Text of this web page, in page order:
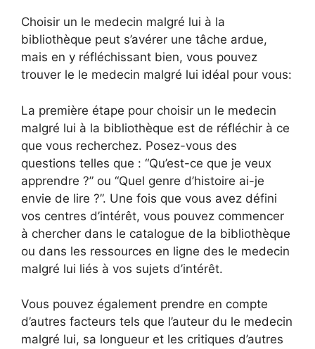
Choisir un le medecin malgré lui à la
bibliothèque peut s’avérer une tâche ardue,
mais en y réfléchissant bien, vous pouvez
trouver le le medecin malgré lui idéal pour vous:
La première étape pour choisir un le medecin
malgré lui à la bibliothèque est de réfléchir à ce
que vous recherchez. Posez-vous des
questions telles que : “Qu’est-ce que je veux
apprendre ?” ou “Quel genre d’histoire ai-je
envie de lire ?”. Une fois que vous avez défini
vos centres d’intérêt, vous pouvez commencer
à chercher dans le catalogue de la bibliothèque
ou dans les ressources en ligne des le medecin
malgré lui liés à vos sujets d’intérêt.
Vous pouvez également prendre en compte
d’autres facteurs tels que l’auteur du le medecin
malgré lui, sa longueur et les critiques d’autres